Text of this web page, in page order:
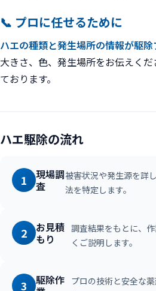
📞 プロに任せるために
ハエの種類と発生場所の情報が駆除
大きさ、色、発生場所をお伝えく
ております。
ハエ駆除の流れ
1
現場調
査
被害状況や発生源を詳
法を特定します。
2
お見積
もり
調査結果をもとに、
くご説明します。
3
駆除作 プロの技術と安全な